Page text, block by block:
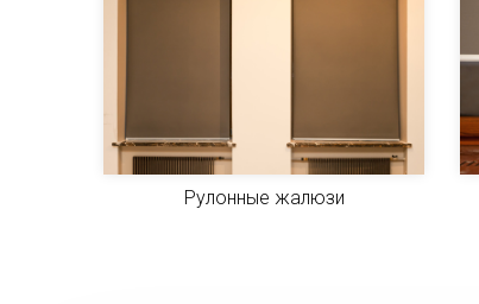
Рулонные жалюзи